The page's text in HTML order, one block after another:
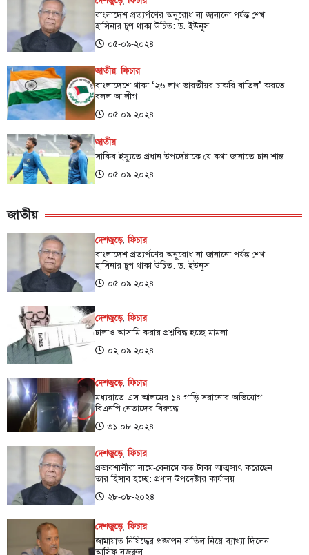
বাংলাদেশ প্রত্যর্পণের অনুরোধ না জানানো পর্যন্ত শেখ
হাসিনার চুপ থাকা উচিত: ড. ইউনূস
০৫-০৯-২০২৪
জাতীয়,ফিচার
বাংলাদেশে থাকা ‌‘২৬ লাখ ভারতীয়র চাকরি বাতিল’ করতে
বলল আ.লীগ
০৫-০৯-২০২৪
জাতীয়
সাকিব ইস্যুতে প্রধান উপদেষ্টাকে যে কথা জানাতে চান শান্ত
০৫-০৯-২০২৪
জাতীয়
দেশজুড়ে,ফিচার
বাংলাদেশ প্রত্যর্পণের অনুরোধ না জানানো পর্যন্ত শেখ
হাসিনার চুপ থাকা উচিত: ড. ইউনূস
০৫-০৯-২০২৪
দেশজুড়ে,ফিচার
ঢালাও আসামি করায় প্রশ্নবিদ্ধ হচ্ছে মামলা
০২-০৯-২০২৪
দেশজুড়ে,ফিচার
মধ্যরাতে এস আলমের ১৪ গাড়ি সরানোর অভিযোগ
বিএনপি নেতাদের বিরুদ্ধে
৩১-০৮-২০২৪
দেশজুড়ে,ফিচার
প্রভাবশালীরা নামে-বেনামে কত টাকা আত্মসাৎ করেছেন
তার হিসাব হচ্ছে: প্রধান উপদেষ্টার কার্যালয়
২৮-০৮-২০২৪
দেশজুড়ে,ফিচার
জামায়াত নিষিদ্ধের প্রজ্ঞাপন বাতিল নিয়ে ব্যাখ্যা দিলেন
আসিফ নজরুল